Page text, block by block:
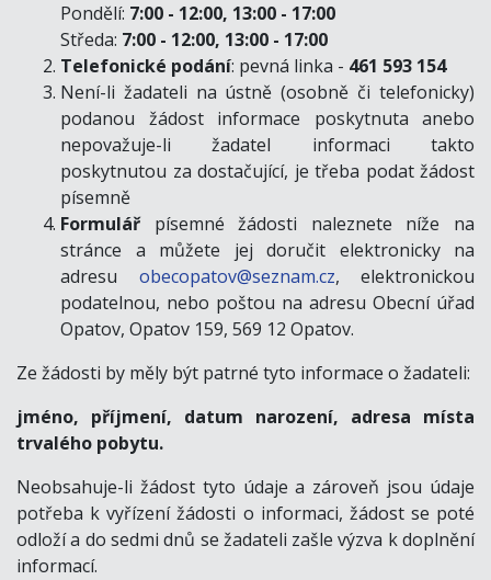
Pondělí: 7:00 - 12:00, 13:00 - 17:00
Středa: 7:00 - 12:00, 13:00 - 17:00
Telefonické podání: pevná linka - 461 593 154
Není-li žadateli na ústně (osobně či telefonicky)
podanou žádost informace poskytnuta anebo
nepovažuje-li žadatel informaci takto
poskytnutou za dostačující, je třeba podat žádost
písemně
Formulář
písemné žádosti naleznete
níže na
stránce
a můžete jej doručit elektronicky na
adresu
obecopatov@seznam.cz,
elektronickou
podatelnou, nebo poštou na adresu Obecní úřad
Opatov, Opatov 159, 569 12 Opatov.
Ze žádosti by měly být patrné tyto informace o žadateli:
jméno, příjmení, datum narození, adresa místa
trvalého pobytu.
Neobsahuje-li žádost tyto údaje a zároveň jsou údaje
potřeba k vyřízení žádosti o informaci, žádost se poté
odloží a do sedmi dnů se žadateli zašle výzva k doplnění
informací.